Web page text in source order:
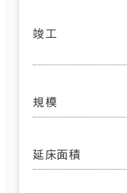
竣工
規模
延床面積